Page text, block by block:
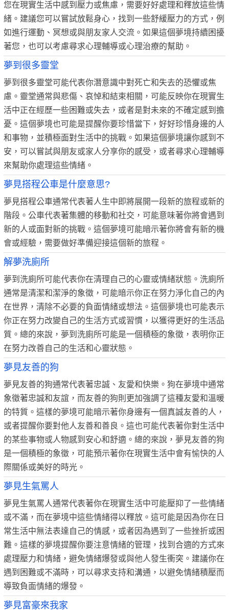
您在現實生活中感到壓力或焦慮，需要好好處理和釋放這些情
緒。建議您可以嘗試放鬆身心，找到一些舒緩壓力的方式，例
如進行運動、冥想或與朋友家人交流。如果這個夢境持續困擾
著您，也可以考慮尋求心理輔導或心理治療的幫助。
夢到很多靈堂
夢到很多靈堂可能代表你潛意識中對死亡和失去的恐懼或焦
慮。靈堂通常與悲傷、哀悼和結束相關，可能反映你在現實生
活中正在經歷一些困難或失去，或者是對未來的不確定感到擔
憂。這個夢境也可能是提醒你要珍惜當下，好好珍惜身邊的人
和事物，並積極面對生活中的挑戰。如果這個夢境讓你感到不
安，可以嘗試與朋友或家人分享你的感受，或者尋求心理輔導
來幫助你處理這些情緒。
夢見搭程公車是什麼意思?
夢見搭程公車通常代表著人生中即將展開一段新的旅程或新的
階段。公車代表著集體的移動和社交，可能意味著你將會遇到
新的人或面對新的挑戰。這個夢境可能暗示著你將會有新的機
會或經驗，需要做好準備迎接這個新的旅程。
解夢洗廁所
夢到洗廁所可能代表你在清理自己的心靈或情緒狀態。洗廁所
通常是清潔和潔淨的象徵，可能暗示你正在努力淨化自己的內
在世界，清除不必要的負面情緒或想法。這個夢境也可能表示
你正在努力改變自己的生活方式或習慣，以獲得更好的生活品
質。總的來說，夢到洗廁所可能是一個積極的象徵，表明你正
在努力改善自己的生活和心靈狀態。
夢見友善的狗
夢見友善的狗通常代表著忠誠、友愛和快樂。狗在夢境中通常
象徵著忠誠和友誼，而友善的狗則更加強調了這種友愛和溫暖
的特質。這樣的夢境可能暗示著你身邊有一個真誠友善的人，
或者提醒你要對他人友善和善良。這也可能代表著你對生活中
的某些事物或人物感到安心和舒適。總的來說，夢見友善的狗
是一個積極的象徵，可能預示著你在現實生活中會有愉快的人
際關係或美好的時光。
夢見生氣罵人
夢見生氣罵人通常代表著你在現實生活中可能壓抑了一些情緒
或不滿，而在夢境中這些情緒得以釋放。這可能是因為你在日
常生活中無法表達自己的情感，或者因為遇到了一些挫折或困
難。這樣的夢境提醒你要注意情緒的管理，找到合適的方式來
處理壓力和情緒，避免情緒爆發或與他人發生衝突。建議你在
遇到困難或不滿時，可以尋求支持和溝通，以避免情緒積壓而
導致負面情緒的爆發。
夢見富豪來我家